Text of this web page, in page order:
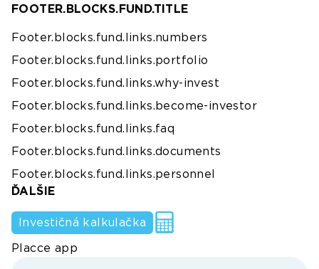
FOOTER.BLOCKS.FUND.TITLE
Footer.blocks.fund.links.numbers
Footer.blocks.fund.links.portfolio
Footer.blocks.fund.links.why-invest
Footer.blocks.fund.links.become-investor
Footer.blocks.fund.links.faq
Footer.blocks.fund.links.documents
Footer.blocks.fund.links.personnel
ĎALŠIE
Investičná kalkulačka
Placce app